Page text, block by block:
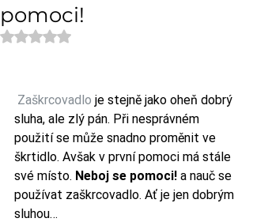
pomoci!
Hodnoceno NaN z 5 hvězdiček.
Zaškrcovadlo je stejně jako oheň dobrý
sluha, ale zlý pán. Při nesprávném
použití se může snadno proměnit ve
škrtidlo. Avšak v první pomoci má stále
své místo. Neboj se pomoci! a nauč se
používat zaškrcovadlo. Ať je jen dobrým
sluhou…